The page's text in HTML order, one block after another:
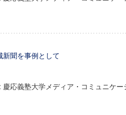
聞を事例として
応義塾大学メディア・コミュニケ